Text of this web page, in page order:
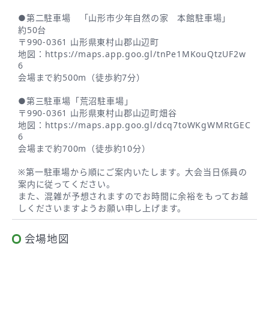
●第二駐車場 「山形市少年自然の家 本館駐車場」
約50台
〒990-0361 山形県東村山郡山辺町
地図： https://maps.app.goo.gl/tnPe1MKouQtzUF2w
6
会場まで約500m（徒歩約7分）
●第三駐車場「荒沼駐車場」
〒990-0361 山形県東村山郡山辺町畑谷
地図： https://maps.app.goo.gl/dcq7toWKgWMRtGEC
6
会場まで約700m（徒歩約10分）
※第一駐車場から順にご案内いたします。大会当日係員の
案内に従ってください。
また、混雑が予想されますのでお時間に余裕をもってお越
しくださいますようお願い申し上げます。
会場地図